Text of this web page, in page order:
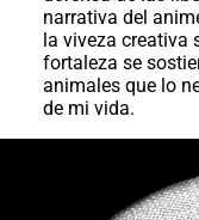
narrativa del
la viveza creativa
fortaleza se
animales que lo
de mi vida.